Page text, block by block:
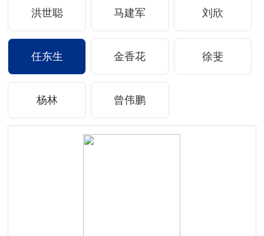
洪世聪 马建军 刘欣
任东生 金香花 徐斐
杨林 曾伟鹏